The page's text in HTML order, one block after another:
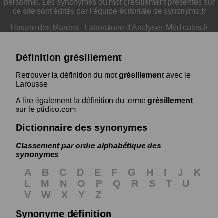
personnel. Les synonymes du mot grésillement présentés sur
ce site sont édités par l’équipe éditoriale de synonymo.fr
Horaire des Marées - Laboratoire d'Analyses Médicales.fr
Définition grésillement
Retrouver la définition du motgrésillement avec le
Larousse
A lire également la définition du terme grésillement
sur le ptidico.com
Dictionnaire des synonymes
Classement par ordre alphabétique des
synonymes
A B C D E F G H I J
K
L
M N O P Q R S T
U
V
W X Y
Z
Synonyme définition